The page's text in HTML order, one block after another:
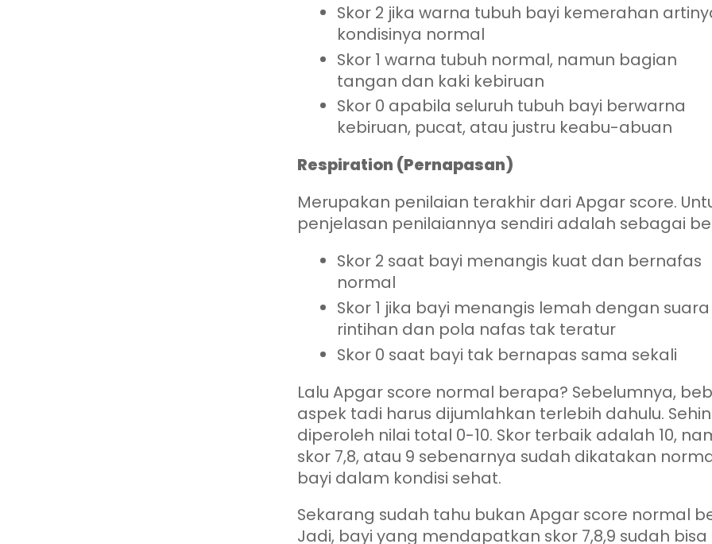
Skor 2 jika warna tubuh bayi kemerahan
kondisinya normal
Skor 1 warna tubuh normal, namun bagian
tangan dan kaki kebiruan
Skor 0 apabila seluruh tubuh bayi berwarna
kebiruan, pucat, atau justru keabu-abuan
Respiration (Pernapasan)
Merupakan penilaian terakhir dari Apgar score.
penjelasan penilaiannya sendiri adalah sebagai
Skor 2 saat bayi menangis kuat dan bernafas
normal
Skor 1 jika bayi menangis lemah dengan suara
rintihan dan pola nafas tak teratur
Skor 0 saat bayi tak bernapas sama sekali
Lalu Apgar score normal berapa? Sebelumnya,
aspek tadi harus dijumlahkan terlebih dahulu.
diperoleh nilai total 0-10. Skor terbaik adalah 10,
skor 7,8, atau 9 sebenarnya sudah dikatakan
bayi dalam kondisi sehat.
Sekarang sudah tahu bukan Apgar score normal
Jadi, bayi yang mendapatkan skor 7,8,9 sudah bisa